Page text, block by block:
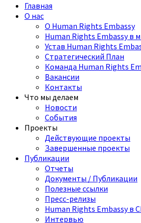
Главная
О нас
О Human Rights Embassy
Human Rights Embassy в
Устав Human Rights
Стратегический План
Команда Human Rights
Вакансии
Контакты
Что мы делаем
Новости
События
Проекты
Действующие проекты
Завершенные проекты
Публикации
Отчеты
Документы / Публикации
Полезные ссылки
Пресс-релизы
Human Rights Embassy в
Интервью